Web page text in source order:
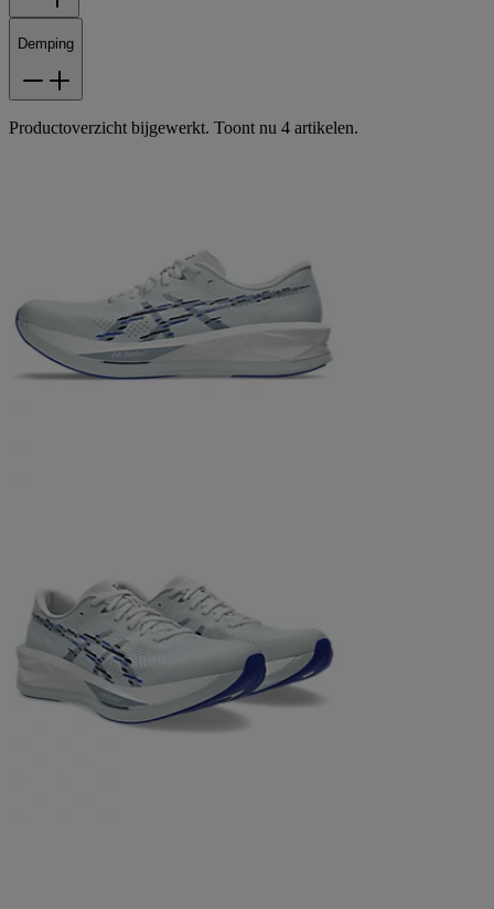
Demping
Productoverzicht bijgewerkt. Toont nu 4 artikelen.